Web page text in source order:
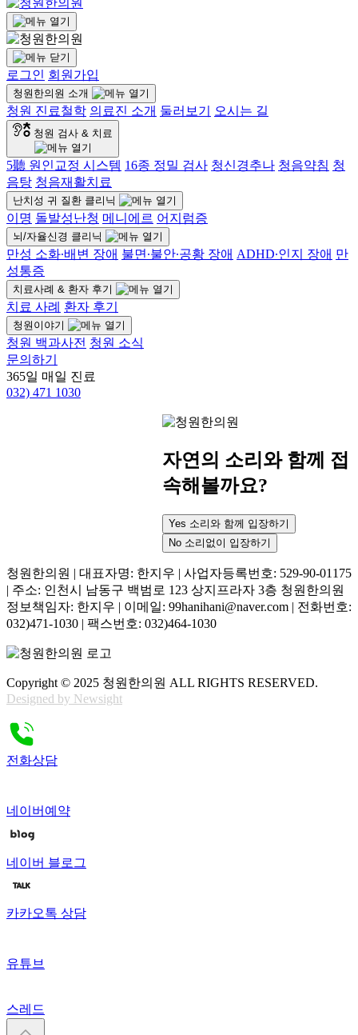
로그인 회원가입
청원한의원 소개
청원 진료철학 의료진 소개 둘러보기 오시는 길
청원 검사 & 치료
5聽 원인교정 시스템 16종 정밀 검사 청신경추나 청음약침 청
음탕 청음재활치료
난치성 귀 질환 클리닉
이명 돌발성난청 메니에르 어지럼증
뇌/자율신경 클리닉
만성 소화∙배변 장애 불면∙불안∙공황 장애 ADHD∙인지 장애 만
성통증
치료사례 & 환자 후기
치료 사례 환자 후기
청원이야기
청원 백과사전 청원 소식
문의하기
365일 매일 진료
032) 471 1030
자연의 소리와 함께 접
속해볼까요?
Yes 소리와 함께 입장하기
No 소리없이 입장하기
청원한의원 | 대표자명: 한지우 | 사업자등록번호: 529-90-01175
| 주소: 인천시 남동구 백범로 123 상지프라자 3층 청원한의원
정보책임자: 한지우 | 이메일: 99hanihani@naver.com | 전화번호:
032)471-1030 | 팩스번호: 032)464-1030
Copyright © 2025 청원한의원 ALL RIGHTS RESERVED.
Designed by Newsight
전화상담
네이버예약
네이버 블로그
카카오톡 상담
유튜브
스레드